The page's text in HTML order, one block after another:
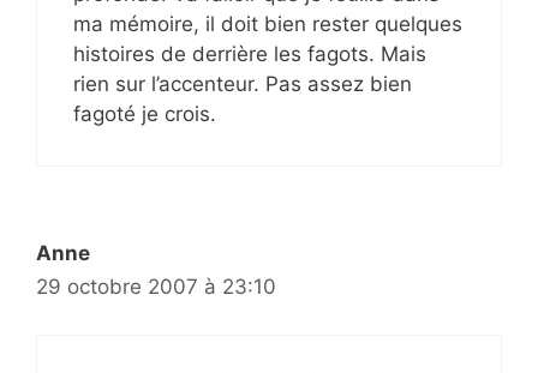
ma mémoire, il doit bien rester quelques
histoires de derrière les fagots. Mais
rien sur l’accenteur. Pas assez bien
fagoté je crois.
Anne
29 octobre 2007 à 23:10